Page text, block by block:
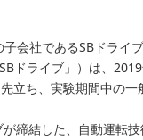
会社であるSBドライ
ドライブ」）は、
立ち、実験期間中の
締結した、自動運転